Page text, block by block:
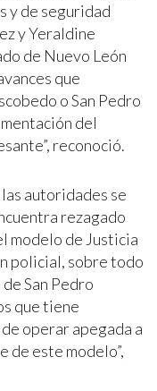
y de seguridad
y Yeraldine
de Nuevo León
que
o San Pedro
del
reconoció.
las autoridades se
rezagado
modelo de Justicia
policial, sobre todo
San Pedro
que tiene
operar apegada a
de este modelo”,